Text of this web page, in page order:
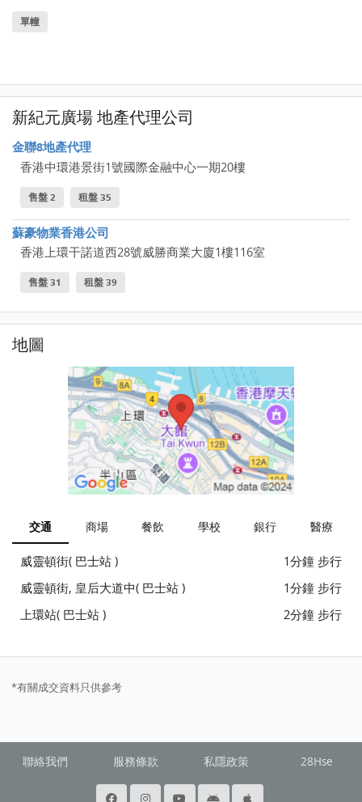
單幢
新紀元廣場 地產代理公司
金聯8地產代理
香港中環港景街1號國際金融中心一期20樓
售盤 2 租盤 35
蘇豪物業香港公司
香港上環干諾道西28號威勝商業大廈1樓116室
售盤 31 租盤 39
地圖
交通 商場 餐飲 學校 銀行 醫療
威靈頓街( 巴士站 )
1分鐘 步行
威靈頓街, 皇后大道中( 巴士站 )
1分鐘 步行
上環站( 巴士站 )
2分鐘 步行
*有關成交資料只供參考
聯絡我們 服務條款 私隱政策 28Hse